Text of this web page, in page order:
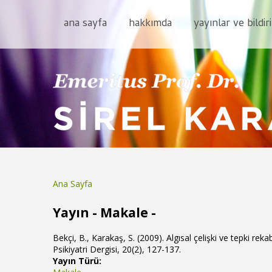
ana sayfa hakkımda yayınlar ve
Ana Sayfa
Yayın - Makale -
Bekçi, B., Karakaş, S. (2009). Algısal çelişki ve tepki
Psikiyatri Dergisi, 20(2), 127-137.
Yayın Türü: